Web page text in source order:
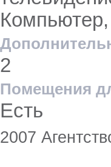
2
Помещения
Есть
2007